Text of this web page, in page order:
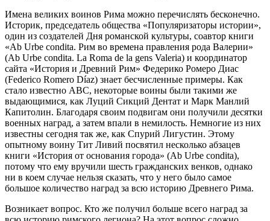
Имена великих воинов Рима можно перечислять бесконечно.
Историк, председатель общества «Популяризаторы истории»,
один из создателей Дня романской культуры, соавтор книги
«Ab Urbe condita. Рим во времена правления рода Валерии»
(Ab Urbe condita. La Roma de la gens Valeria) и координатор
сайта «История и Древний Рим» Федерико Ромеро Диас
(Federico Romero Díaz) знает бесчисленные примеры. Как
стало известно ABC, некоторые воины были такими же
выдающимися, как Луций Сикций Дентат и Марк Манлий
Капитолин. Благодаря своим подвигам они получили десятки
военных наград, а затем впали в немилость. Немногие из них
известны сегодня так же, как Спурий Лигустин. Этому
опытному воину Тит Ливий посвятил несколько абзацев
книги «История от основания города» (Ab Urbe condita),
потому что ему вручили шесть гражданских венков, однако
ни в коем случае нельзя сказать, что у него было самое
большое количество наград за всю историю Древнего Рима.
Возникает вопрос. Кто же получил больше всего наград за